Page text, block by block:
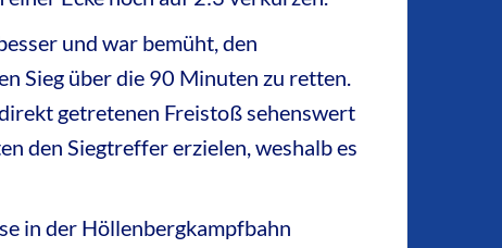
und war bemüht, den
Sieg über die 90 Minuten zu retten.
getretenen Freistoß sehenswert
den Siegtreffer erzielen, weshalb es
in der Höllenbergkampfbahn